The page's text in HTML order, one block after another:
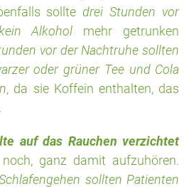
solltedrei Stunden vor
Alkohol mehr getrunken
vor der Nachtruhe sollten
oder grüner Tee und Cola
, da sie Koffein enthalten, das
auf das Rauchen verzichtet
ganz damit aufzuhören.
sollten Patienten